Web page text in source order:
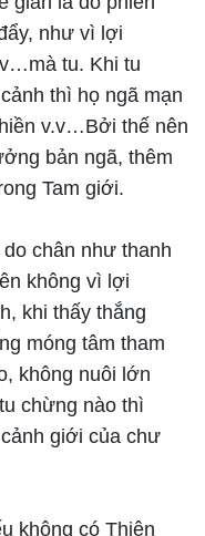
như vì lợi
tu. Khi tu
thì họ ngã mạn
v.v…Bởi thế nên
bản ngã, thêm
Tam giới.
chân như thanh
không vì lợi
khi thấy thắng
móng tâm tham
không nuôi lớn
chừng nào thì
giới của chư
không có Thiện